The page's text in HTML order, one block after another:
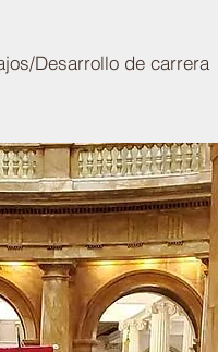
Desarrollo de carrera